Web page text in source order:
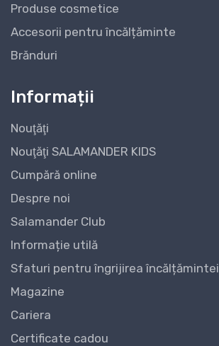
Produse cosmetice
Accesorii pentru încălțăminte
Brănduri
Informații
Nouţăţi
Nouţăţi SALAMANDER KIDS
Cumpără online
Despre noi
Salamander Club
Informație utilă
Sfaturi pentru îngrijirea încălțămintei
Magazine
Cariera
Certificate cadou